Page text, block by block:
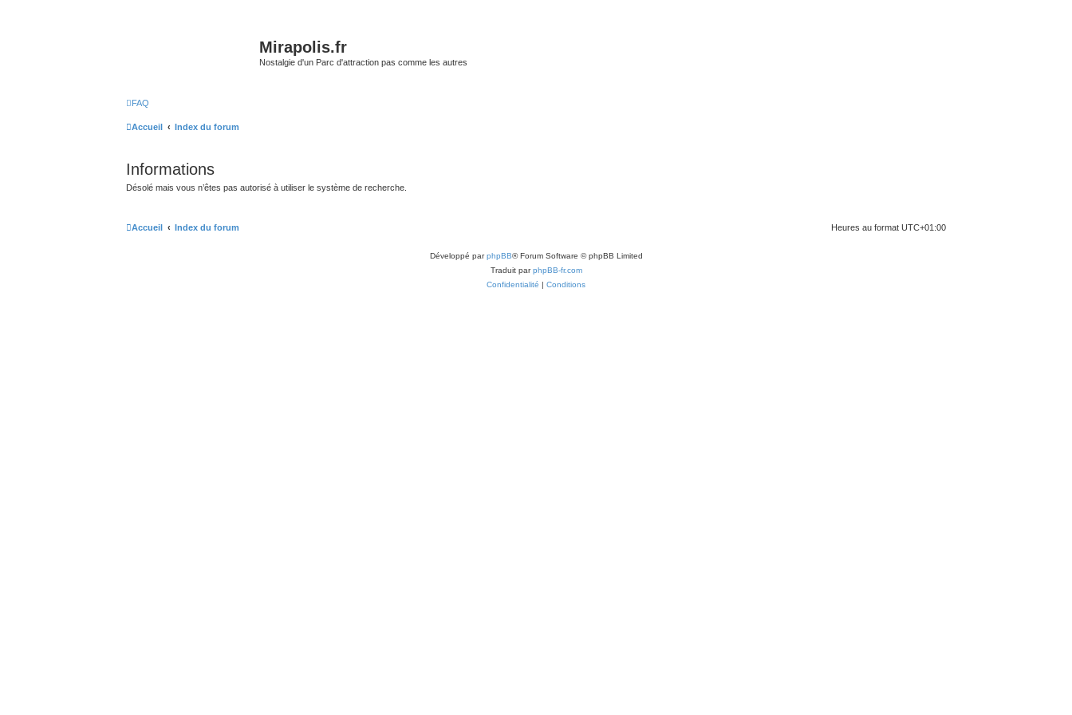
Mirapolis.fr
Nostalgie d'un Parc d'attraction pas comme les autres
FAQ
Accueil Index du forum
Informations
Désolé mais vous n’êtes pas autorisé à utiliser le système de recherche.
Accueil Index du forum Heures au format UTC+01:00
Développé parphpBB® Forum Software © phpBB Limited
Traduit parphpBB-fr.com
Confidentialité | Conditions